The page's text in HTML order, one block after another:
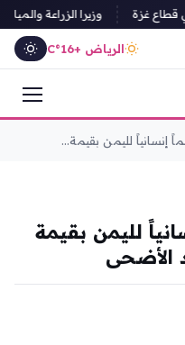
وزيرا الزراعة
الرياض +16°C
إنسانياً لليمن بقيمة...
لليمن بقيمة